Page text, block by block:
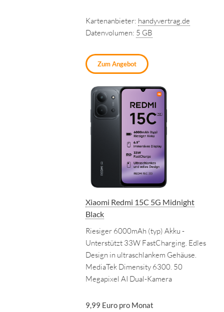
Kartenanbieter: handyvertrag.de
Datenvolumen: 5 GB
Zum Angebot
Xiaomi Redmi 15C 5G Midnight
Black
Riesiger 6000mAh (typ) Akku -
Unterstützt 33W FastCharging. Edles
Design in ultraschlankem Gehäuse.
MediaTek Dimensity 6300. 50
Megapixel AI Dual-Kamera
9,99 Euro pro Monat